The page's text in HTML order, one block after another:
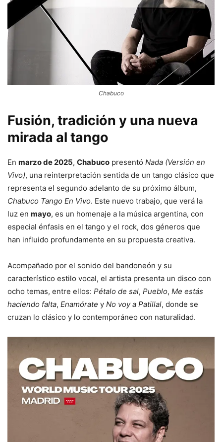
Chabuco
Fusión, tradición y una nueva
mirada al tango
En marzo de 2025, Chabuco presentó Nada (Versión en
Vivo), una reinterpretación sentida de un tango clásico que
representa el segundo adelanto de su próximo álbum,
Chabuco Tango En Vivo. Este nuevo trabajo, que verá la
luz en mayo, es un homenaje a la música argentina, con
especial énfasis en el tango y el rock, dos géneros que
han influido profundamente en su propuesta creativa.
Acompañado por el sonido del bandoneón y su
característico estilo vocal, el artista presenta un disco con
ocho temas, entre ellos: Pétalo de sal, Pueblo, Me estás
haciendo falta, Enamórate y No voy a Patillal, donde se
cruzan lo clásico y lo contemporáneo con naturalidad.